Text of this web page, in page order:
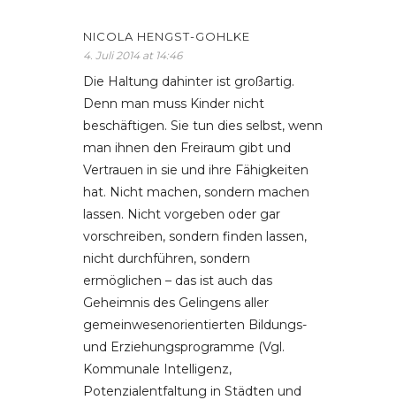
NICOLA HENGST-GOHLKE
4. Juli 2014 at 14:46
Die Haltung dahinter ist großartig.
Denn man muss Kinder nicht
beschäftigen. Sie tun dies selbst, wenn
man ihnen den Freiraum gibt und
Vertrauen in sie und ihre Fähigkeiten
hat. Nicht machen, sondern machen
lassen. Nicht vorgeben oder gar
vorschreiben, sondern finden lassen,
nicht durchführen, sondern
ermöglichen – das ist auch das
Geheimnis des Gelingens aller
gemeinwesenorientierten Bildungs-
und Erziehungsprogramme (Vgl.
Kommunale Intelligenz,
Potenzialentfaltung in Städten und